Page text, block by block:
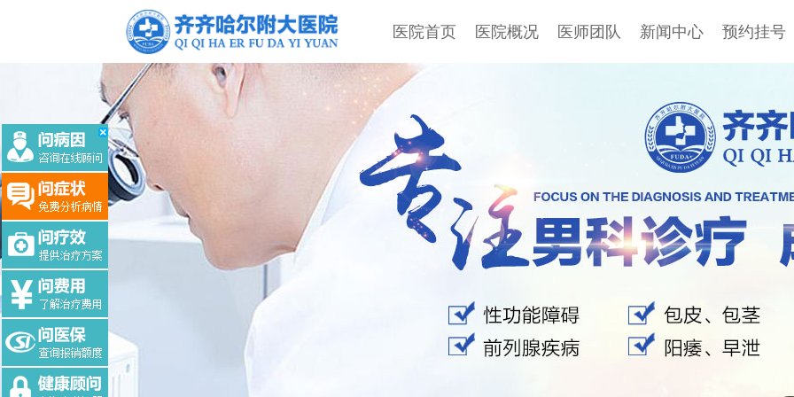
医院首页 医院概况 医师团队 新闻中心 预约挂号